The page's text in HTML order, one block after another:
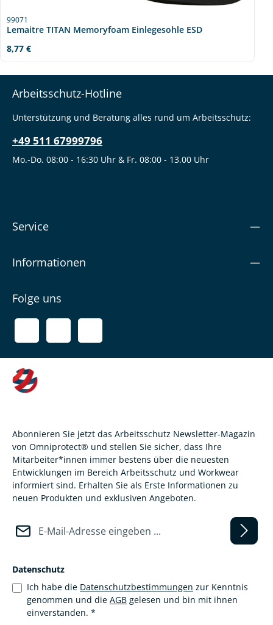
99071
Lemaitre TITAN Memoryfoam Einlegesohle ESD
Regulärer Preis:
8,77 €
Arbeitsschutz-Hotline
Unterstützung und Beratung alles rund um Arbeitsschutz:
+49 511 67999796
Mo.-Do. 08:00 - 16:30 Uhr & Fr. 08:00 - 13.00 Uhr
Service
Informationen
Folge uns
Abonnieren Sie jetzt das Arbeitsschutz Newsletter-Magazin
von Omniprotect® und stellen Sie sicher, dass Ihre
Mitarbeiter*innen immer bestens über die neuesten
Entwicklungen im Bereich Arbeitsschutz und Workwear
informiert sind. Erhalten Sie als Erste Informationen zu
neuen Produkten und exklusiven Angeboten.
Datenschutz
Ich habe die Datenschutzbestimmungen zur Kenntnis
genommen und die AGB gelesen und bin mit ihnen
einverstanden. *